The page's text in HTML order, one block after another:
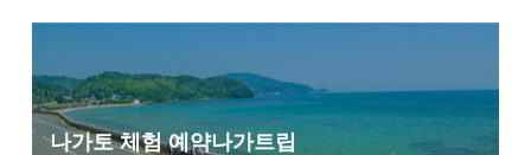
나가토 체험 예약나가트립